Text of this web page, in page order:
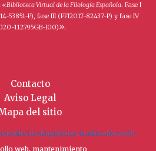
«Biblioteca Virtual de la Filología Española. Fase I
53851-P), fase III (FFI2017-82437-P) y fase IV
112795GB-I00)».
Contacto
Aviso Legal
del sitio
web, mantenimiento